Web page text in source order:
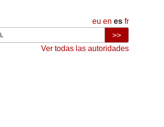
eu en es fr
Ver todas las autoridades